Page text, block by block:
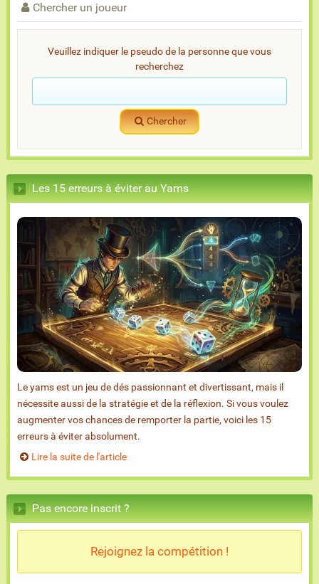
Chercher un joueur
Veuillez indiquer le pseudo de la personne que vous
recherchez
Chercher
Les 15 erreurs à éviter au Yams
Le yams est un jeu de dés passionnant et divertissant, mais il
nécessite aussi de la stratégie et de la réflexion. Si vous voulez
augmenter vos chances de remporter la partie, voici les 15
erreurs à éviter absolument.
Lire la suite de l'article
Pas encore inscrit ?
Rejoignez la compétition !